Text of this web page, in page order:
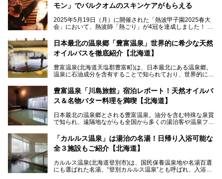
モン」でバルクオムのスキンケアがもらえる
2025年5月19日（月）に開催された「熱波甲子園2025春大
会」において、熱波師「熱ごり」が4冠を達成しました！
動拠点である北海道の銭湯「湯屋・サーモン」にて、メンズ
スキンケアブランド バルクオムの「ONE DAY KIT」を数量
限定でプレゼントいたします。
で、ぜひお試しください。※6月13日配布開始、なくなり次
第終了
───
提供元：株式会社バルクオム【PR】
この記事は株式会社バルクオム商品のPR記事です。
日本最北の温泉郷「豊富温泉」世界的に希少な天然
オイルバスを徹底紹介【北海道】
豊富温泉(北海道天塩郡豊富町)は、日本最北にある温泉郷。
温泉に石油成分を含有することで知られており、世界的にも
に特効があると言われ、遠隔地ながらも全国から湯治・療養
目的で多くの人々が訪れます。
地体験し、独自の視点で豊富温泉の“天然オイルバス”をレポ
ート。温泉地概要や日帰り入浴施設をはじめ、宿泊施設・ア
豊富温泉「川島旅館」宿泊レポート！天然オイルバ
ス＆名物バター料理を満喫【北海道】
日本最北の温泉郷とされる豊富温泉。油分を含む特殊な泉質
で知られ、遠隔地ながらも全国から多くの湯治客や温泉ファ
「川島旅館」は、豊富温泉の開湯当初から営業する老舗旅
館。とりわけ温泉の良さと名物のバター料理に定評があり、
の温泉や料理をはじめ、パブリックスペース・客室など宿の
全貌を徹底的にご紹介します！
「カルルス温泉」は湯治の名湯！日帰り入浴可能な
全３施設もご紹介【北海道】
カルルス温泉(北海道登別市)は、国民保養温泉地や名湯百選
にも選ばれた名湯。“登別カルルス温泉”とも呼ばれ、入浴剤